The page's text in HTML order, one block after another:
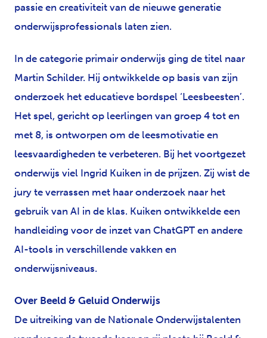
passie en creativiteit van de nieuwe generatie
onderwijsprofessionals laten zien.
In de categorie primair onderwijs ging de titel naar
Martin Schilder. Hij ontwikkelde op basis van zijn
onderzoek het educatieve bordspel ‘Leesbeesten’.
Het spel, gericht op leerlingen van groep 4 tot en
met 8, is ontworpen om de leesmotivatie en
leesvaardigheden te verbeteren. Bij het voortgezet
onderwijs viel Ingrid Kuiken in de prijzen. Zij wist de
jury te verrassen met haar onderzoek naar het
gebruik van AI in de klas. Kuiken ontwikkelde een
handleiding voor de inzet van ChatGPT en andere
AI-tools in verschillende vakken en
onderwijsniveaus.
Over Beeld & Geluid Onderwijs
De uitreiking van de Nationale Onderwijstalenten